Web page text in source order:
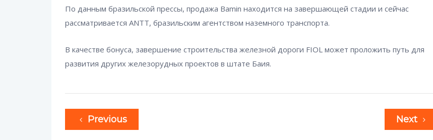
По данным бразильской прессы, продажа Bamin находится на завершающей стадии и сейчас
рассматривается ANTT, бразильским агентством наземного транспорта.
В качестве бонуса, завершение строительства железной дороги FIOL может проложить путь для
развития других железорудных проектов в штате Баия.
Previous Next